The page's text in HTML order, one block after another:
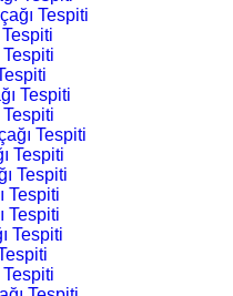
Tespiti
Tespiti
Tespiti
Tespiti
Tespiti
Tespiti
Tespiti
Tespiti